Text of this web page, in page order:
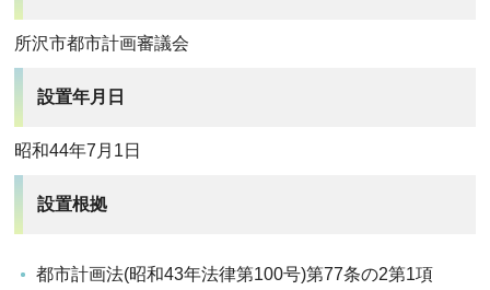
所沢市都市計画審議会
設置年月日
昭和44年7月1日
設置根拠
都市計画法(昭和43年法律第100号)第77条の2第1項